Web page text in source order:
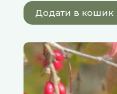
Додати в кошик